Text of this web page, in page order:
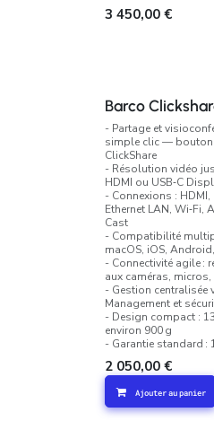
3 450,00 €
Barco
- Partage et
simple clic —
ClickShare
- Résolution vidéo
HDMI ou USB‑C
- Connexions : HDMI,
Ethernet LAN, Wi‑Fi,
Cast
- Compatibilité
macOS, iOS,
- Connectivité agile :
aux caméras,
- Gestion centralisée
Management et
- Design compact :
environ 900 g
- Garantie standard :
2 050,00 €
Ajouter au panier